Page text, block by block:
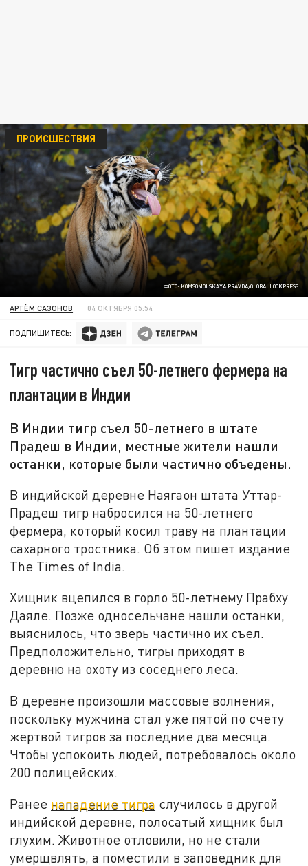
ФОТО: KOMSOMOLSKAYA PRAVDA/GLOBALLOOKPRESS
ПРОИСШЕСТВИЯ
АРТЁМ САЗОНОВ 04 ОКТЯБРЯ 05:54
ПОДПИШИТЕСЬ:
Тигр частично съел 50-летнего фермера на
плантации в Индии
В Индии тигр съел 50-летнего в штате
Прадеш в Индии, местные жители нашли
останки, которые были частично объедены.
В индийской деревне Наягаон штата Уттар-
Прадеш тигр набросился на 50-летнего
фермера, который косил траву на плантации
сахарного тростника. Об этом пишет издание
The Times of India.
Хищник вцепился в горло 50-летнему Прабху
Даяле. Позже односельчане нашли останки,
выяснилось, что зверь частично их съел.
Предположительно, тигры приходят в
деревню на охоту из соседнего леса.
В деревне произошли массовые волнения,
поскольку мужчина стал уже пятой по счету
жертвой тигров за последние два месяца.
Чтобы успокоить людей, потребовалось около
200 полицейских.
Ранее нападение тигра случилось в другой
индийской деревне, полосатый хищник был
глухим. Животное отловили, но не стали
умерщвлять, а поместили в заповедник для